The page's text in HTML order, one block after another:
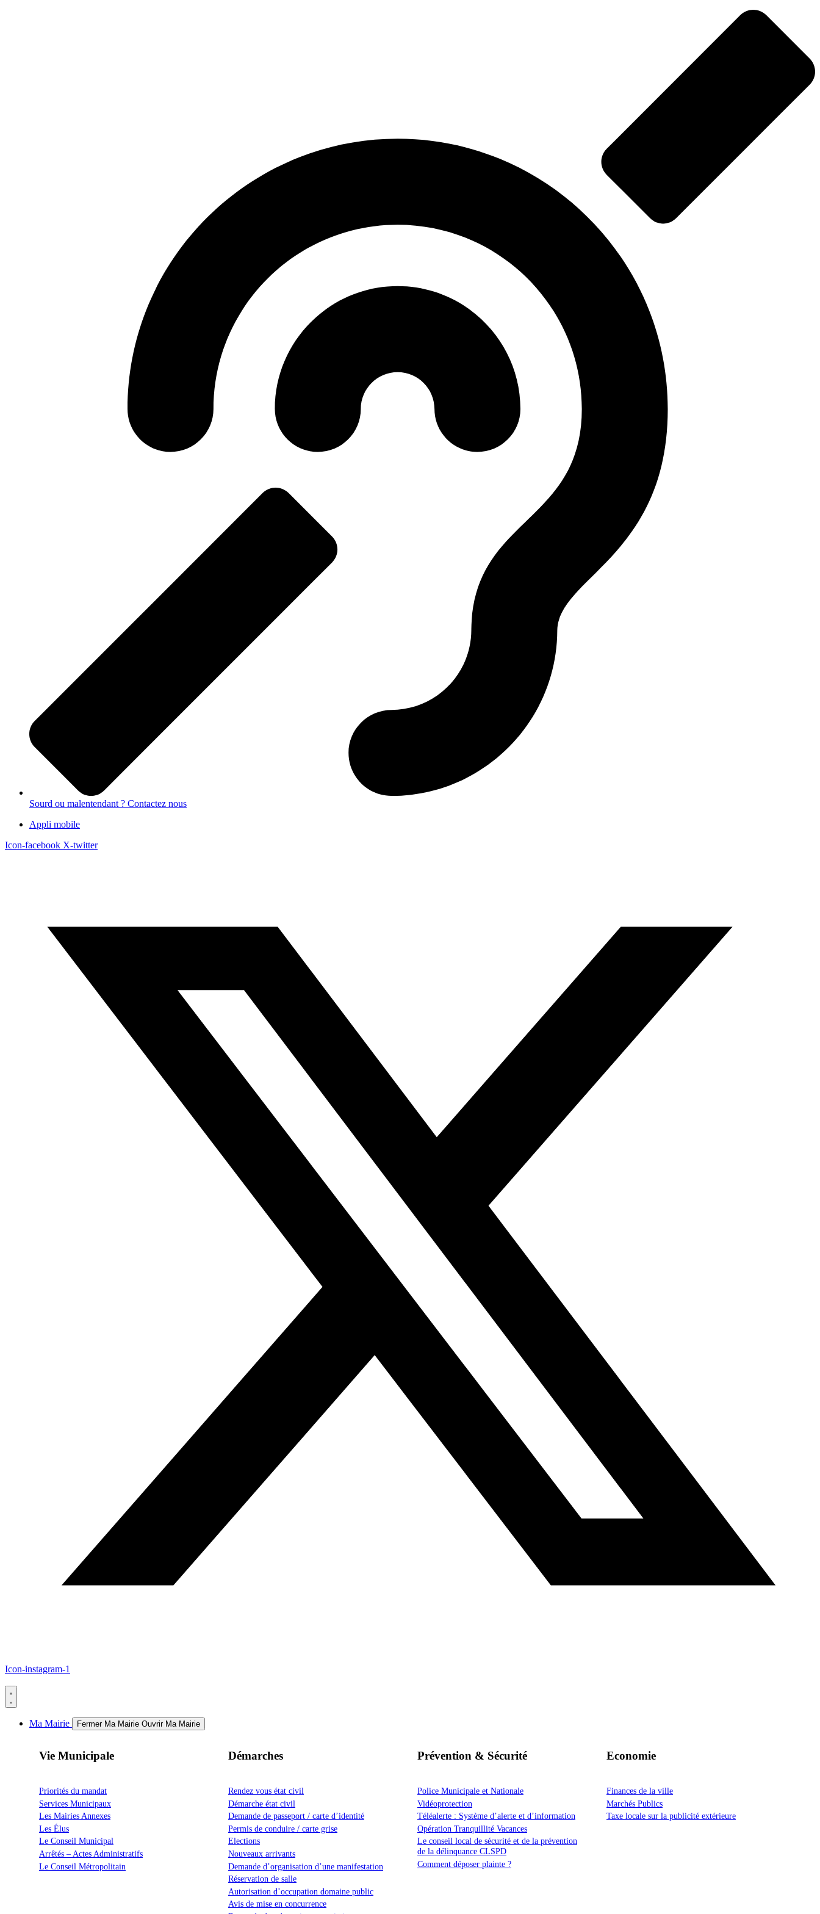
Sourd ou malentendant ? Contactez nous
Appli mobile
Icon-facebook X-twitter
Icon-instagram-1
Ma Mairie Fermer Ma Mairie Ouvrir Ma Mairie
Vie Municipale
Priorités du mandat
Services Municipaux
Les Mairies Annexes
Les Élus
Le Conseil Municipal
Arrêtés – Actes Administratifs
Le Conseil Métropolitain
Démarches
Rendez vous état civil
Démarche état civil
Demande de passeport / carte d’identité
Permis de conduire / carte grise
Elections
Nouveaux arrivants
Demande d’organisation d’une manifestation
Réservation de salle
Autorisation d’occupation domaine public
Avis de mise en concurrence
Prévention & Sécurité
Police Municipale et Nationale
Vidéoprotection
Téléalerte : Système d’alerte et d’information
Opération Tranquillité Vacances
Le conseil local de sécurité et de la prévention
de la délinquance CLSPD
Comment déposer plainte ?
Economie
Finances de la ville
Marchés Publics
Taxe locale sur la publicité extérieure